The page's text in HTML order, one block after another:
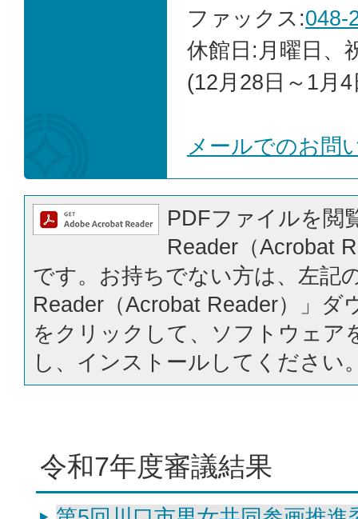
ファックス:048-
休館日:月曜日、
(12月28日～1月4
メールでのお問
PDFファイルを閲
Reader（Acrobat
です。お持ちでない方は、左記
Reader（Acrobat Reader）」ダ
をクリックして、ソフトウェア
し、インストールしてください
令和7年度審議結果